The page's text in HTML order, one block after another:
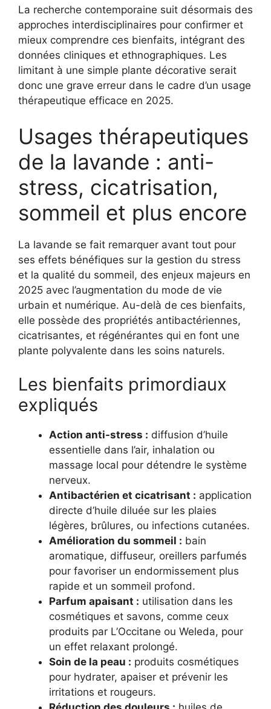
La recherche contemporaine suit désormais des
approches interdisciplinaires pour confirmer et
mieux comprendre ces bienfaits, intégrant des
données cliniques et ethnographiques. Les
limitant à une simple plante décorative serait
donc une grave erreur dans le cadre d’un usage
thérapeutique efficace en 2025.
Usages thérapeutiques
de la lavande : anti-
stress, cicatrisation,
sommeil et plus encore
La lavande se fait remarquer avant tout pour
ses effets bénéfiques sur la gestion du stress
et la qualité du sommeil, des enjeux majeurs en
2025 avec l’augmentation du mode de vie
urbain et numérique. Au-delà de ces bienfaits,
elle possède des propriétés antibactériennes,
cicatrisantes, et régénérantes qui en font une
plante polyvalente dans les soins naturels.
Les bienfaits primordiaux
expliqués
Action anti-stress : diffusion d’huile
essentielle dans l’air, inhalation ou
massage local pour détendre le système
nerveux.
Antibactérien et cicatrisant : application
directe d’huile diluée sur les plaies
légères, brûlures, ou infections cutanées.
Amélioration du sommeil : bain
aromatique, diffuseur, oreillers parfumés
pour favoriser un endormissement plus
rapide et un sommeil profond.
Parfum apaisant : utilisation dans les
cosmétiques et savons, comme ceux
produits par L’Occitane ou Weleda, pour
un effet relaxant prolongé.
Soin de la peau : produits cosmétiques
pour hydrater, apaiser et prévenir les
irritations et rougeurs.